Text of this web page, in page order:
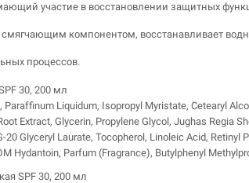
участие в восстановлении защитных
компонентом, восстанавливает
процессов.
30, 200 мл
Liquidum, Isopropyl Myristate, Cetearyl
Extract, Glycerin, Propylene Glycol, Jughas Regia
Glyceryl Laurate, Tocopherol, Linoleic Acid, Retinyl
Hydantoin, Parfum (Fragrance), Butylphenyl
SPF 30, 200 мл